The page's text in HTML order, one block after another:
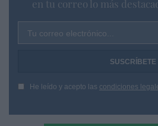
en tu correo lo más
Tu correo electrónico...
He leído y acepto las condiciones